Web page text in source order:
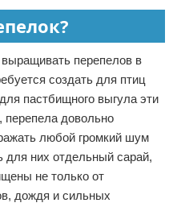
перепелов в
создать для птиц
пастбищного выгула эти
перепела довольно
любой громкий шум
для них отдельный сарай,
не только от
дождя и сильных